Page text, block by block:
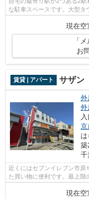
な駐車スペースです。大型タ
現在空
「
お
賃貸 | アパート サザン
外
外
京
築
千
近くにはセブンイレブン市原
た買い物に便利です。最上階
先に応じて乗車駅の使い分け
現在空